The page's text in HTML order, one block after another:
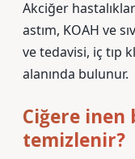
Akciğer
astım, KOAH ve
ve tedavisi, iç tıp
alanında bulunur.
Ciğere inen
temizlenir?